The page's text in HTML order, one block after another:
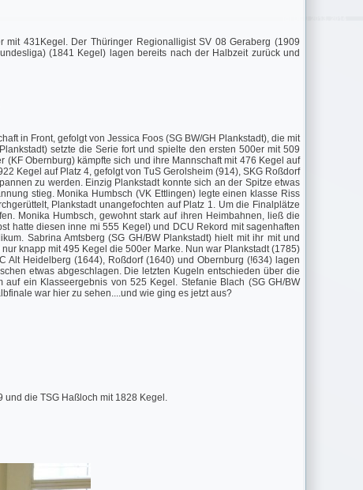
431Kegel. Der Thüringer Regionalligist SV 08 Geraberg (1909
(1841 Kegel) lagen bereits nach der Halbzeit zurück und
in Front, gefolgt von Jessica Foos (SG BW/GH Plankstadt), die mit
setzte die Serie fort und spielte den ersten 500er mit 509
Obernburg) kämpfte sich und ihre Mannschaft mit 476 Kegel auf
Kegel auf Platz 4, gefolgt von TuS Gerolsheim (914), SKG Roßdorf
zu werden. Einzig Plankstadt konnte sich an der Spitze etwas
stieg. Monika Humbsch (VK Ettlingen) legte einen klasse Riss
Plankstadt unangefochten auf Platz 1. Um die Finalplätze
Monika Humbsch, gewohnt stark auf ihren Heimbahnen, ließ die
hatte diesen inne mi 555 Kegel) und DCU Rekord mit sagenhaften
Sabrina Amtsberg (SG GH/BW Plankstadt) hielt mit ihr mit und
knapp mit 495 Kegel die 500er Marke. Nun war Plankstadt (1785)
Alt Heidelberg (1644), Roßdorf (1640) und Obernburg (!634) lagen
etwas abgeschlagen. Die letzten Kugeln entschieden über die
ein Klasseergebnis von 525 Kegel. Stefanie Blach (SG GH/BW
war hier zu sehen....und wie ging es jetzt aus?
und die TSG Haßloch mit 1828 Kegel.